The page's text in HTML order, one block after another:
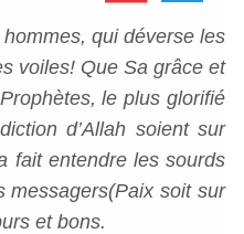
qui déverse les
voiles! Que Sa grâce et
le plus glorifié
d’Allah soient sur
fait entendre les sourds
soit sur
et bons.